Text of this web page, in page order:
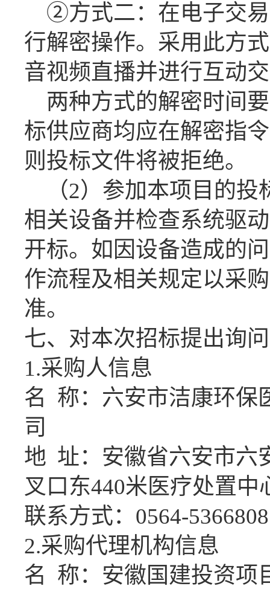
②方式二：在电子交
行解密操作。采用此方
音视频直播并进行互动
两种方式的解密时间
标供应商均应在解密指
则投标文件将被拒绝。
（2）参加本项目的投
相关设备并检查系统驱
开标。如因设备造成的
作流程及相关规定以采
准。
七、对本次招标提出询
1.采购人信息
名 称： 六安市洁康环保
司
地 址：安徽省六安市六
叉口东440米医疗处置中
联系方式： 0564-5366808
2.采购代理机构信息
名 称： 安徽国建投资项